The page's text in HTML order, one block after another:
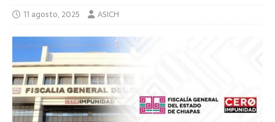
11 agosto, 2025 ASICH